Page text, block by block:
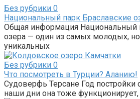
Без рубрики 0
Национальный парк Браславские
Общая информация Национальный
озера — один из самых молодых, но
уникальных
Без рубрики 0
Что посмотреть в Турции? Аланию!
Судоверфь Терсане Год
наши дни она тоже